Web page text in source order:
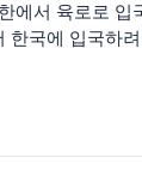
에서 육로로 입
한국에 입국하